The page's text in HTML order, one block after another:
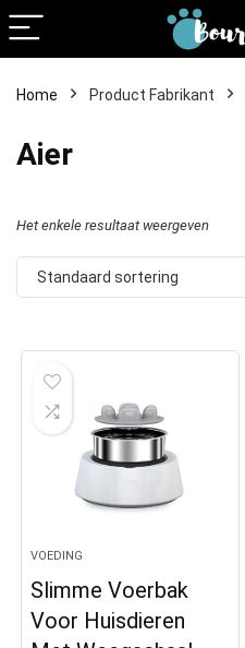
Home Product Fabrikant
Aier
Het enkele resultaat weergeven
Standaard sortering
VOEDING
Slimme Voerbak
Voor Huisdieren